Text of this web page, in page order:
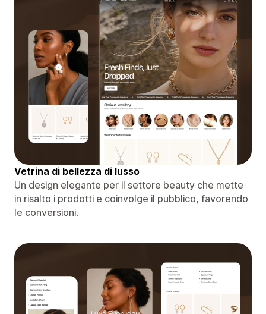
Vetrina di bellezza di lusso
Un design elegante per il settore beauty che mette
in risalto i prodotti e coinvolge il pubblico, favorendo
le conversioni.